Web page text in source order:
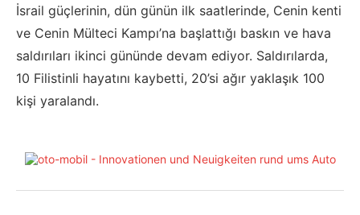
İsrail güçlerinin, dün günün ilk saatlerinde, Cenin kenti
ve Cenin Mülteci Kampı’na başlattığı baskın ve hava
saldırıları ikinci gününde devam ediyor. Saldırılarda,
10 Filistinli hayatını kaybetti, 20’si ağır yaklaşık 100
kişi yaralandı.